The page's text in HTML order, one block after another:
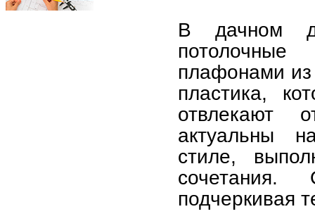
В дачном
потолочные
плафонами из
пластика,
отвлекают
актуальны
стиле,
подчеркивая